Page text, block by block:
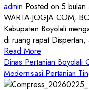
admin Posted on 5 bulan
WARTA-JOGJA.COM,
Kabupaten Boyolali
di ruang rapat Dispertan,
Read More
more
about
Dinas
Dinas Pertanian Boyolali
Modernisasi Pertanian